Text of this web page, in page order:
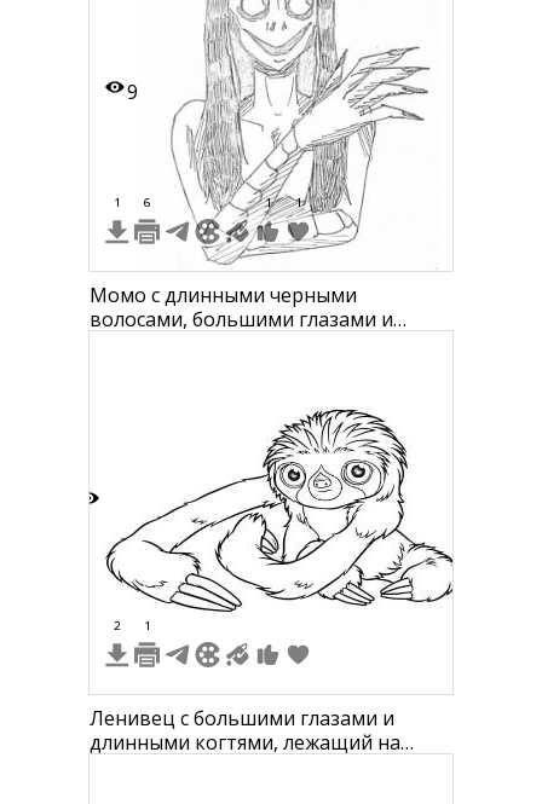
9
1 6 1 1
Момо с длинными черными
волосами, большими глазами и
2 1
Ленивец с большими глазами и
длинными когтями, лежащий на